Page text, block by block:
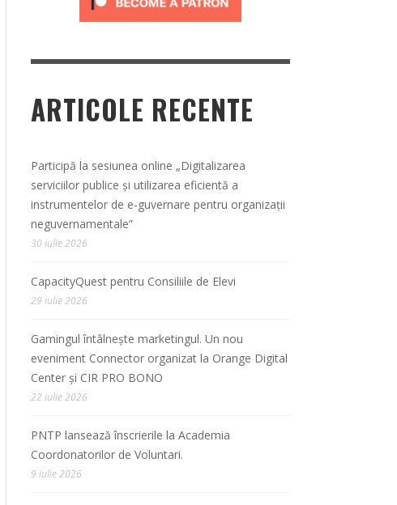
ARTICOLE RECENTE
Participă la sesiunea online „Digitalizarea
serviciilor publice și utilizarea eficientă a
instrumentelor de e-guvernare pentru organizații
neguvernamentale”
30 iulie 2026
CapacityQuest pentru Consiliile de Elevi
29 iulie 2026
Gamingul întâlnește marketingul. Un nou
eveniment Connector organizat la Orange Digital
Center și CIR PRO BONO
22 iulie 2026
PNTP lansează înscrierile la Academia
Coordonatorilor de Voluntari.
9 iulie 2026